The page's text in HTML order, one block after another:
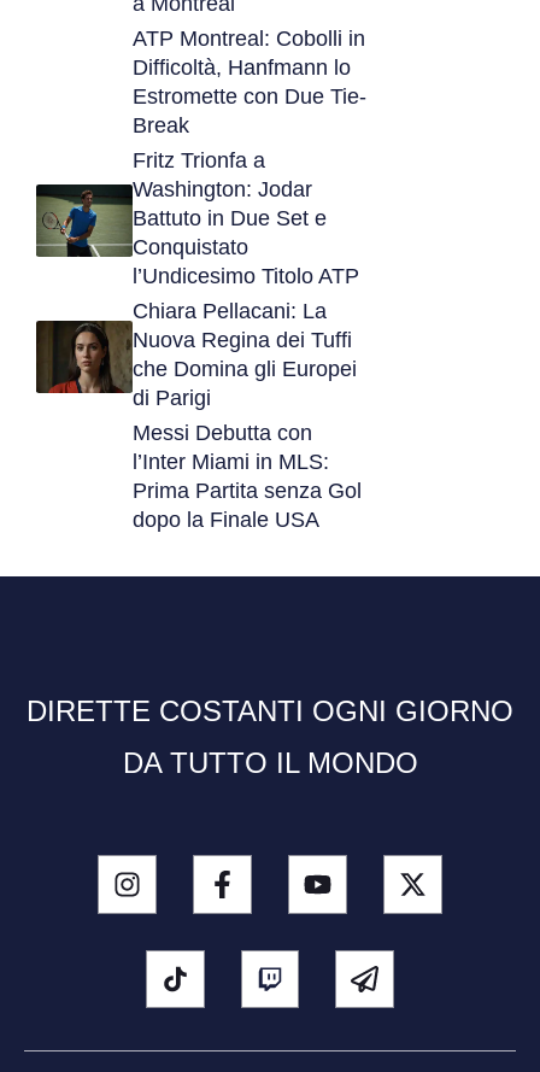
ATP Montreal: Cobolli in
Difficoltà, Hanfmann lo
Estromette con Due Tie-
Break
Fritz Trionfa a
Washington: Jodar
Battuto in Due Set e
Conquistato
l’Undicesimo Titolo ATP
Chiara Pellacani: La
Nuova Regina dei Tuffi
che Domina gli Europei
di Parigi
Messi Debutta con
l’Inter Miami in MLS:
Prima Partita senza Gol
dopo la Finale USA
DIRETTE COSTANTI OGNI GIORNO
DA TUTTO IL MONDO